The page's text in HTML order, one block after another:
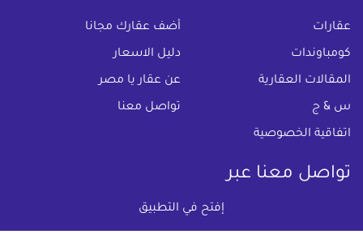
إفتح في التطبيق
عقارات أضف عقارك مجانا
كومباوندات دليل الاسعار
المقالات العقارية عن عقار يا مصر
س & ج تواصل معنا
اتفاقية الخصوصية
تواصل معنا عبر